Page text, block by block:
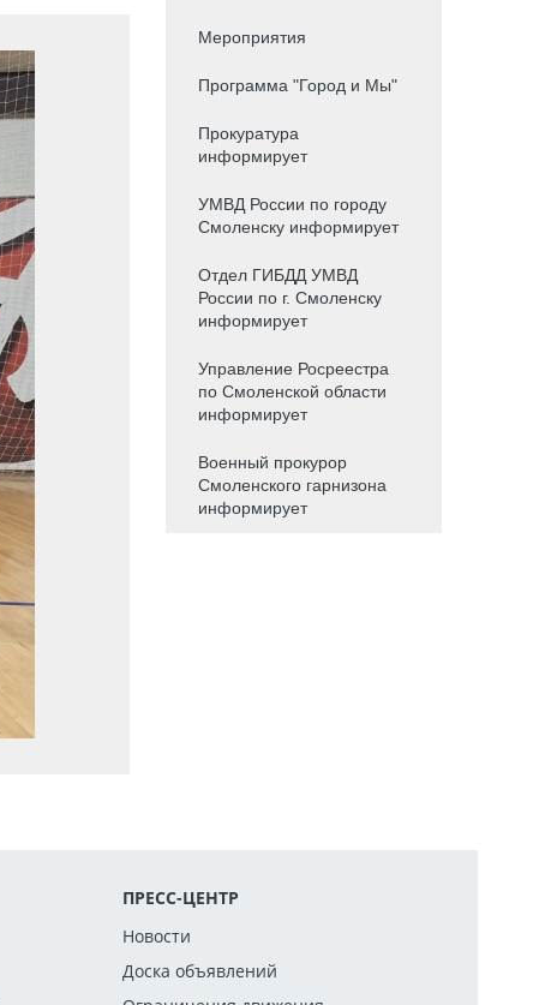
Мероприятия
Программа "Город и Мы"
Прокуратура
информирует
УМВД России по городу
Смоленску информирует
Отдел ГИБДД УМВД
России по г. Смоленску
информирует
Управление Росреестра
по Смоленской области
информирует
Военный прокурор
Смоленского гарнизона
информирует
ПРЕСС-ЦЕНТР
Новости
Доска объявлений